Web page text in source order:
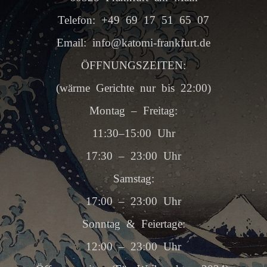
Telefon: +49 69 17 51 65 07
Email: info@katomi-frankfurt.de
ÖFFNUNGSZEITEN:
(wärme Gerichte nur bis 22:00)
Montag – Freitag:
11:30–15:00 Uhr
17:30 – 23:00 Uhr
Samstag:
17:00 – 23:00 Uhr
Sonntag & Feiertage:
12:00 – 23:00 Uhr